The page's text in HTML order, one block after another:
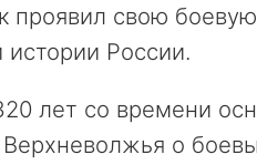
проявил свою
истории России.
лет со времени
о